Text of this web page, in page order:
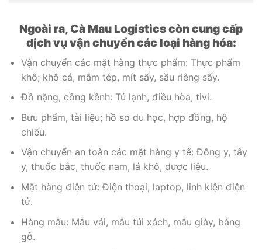
Ngoài ra, Cà Mau Logistics còn cung cấp
dịch vụ vận chuyển các loại hàng hóa:
Vận chuyển các mặt hàng thực phẩm: Thực phẩm
khô; khô cá, mắm tép, mít sấy, sầu riêng sấy.
Đồ nặng, cồng kềnh: Tủ lạnh, điều hòa, tivi.
Bưu phẩm, tài liệu; hồ sơ du học, hợp đồng, hộ
chiếu.
Vận chuyển an toàn các mặt hàng y tế: Đông y, tây
y, thuốc bắc, thuốc nam, lá khô, dược liệu.
Mặt hàng điện tử: Điện thoại, laptop, linh kiện điện
tử.
Hàng mẫu: Mẫu vải, mẫu túi xách, mẫu giày, bảng
gỗ.